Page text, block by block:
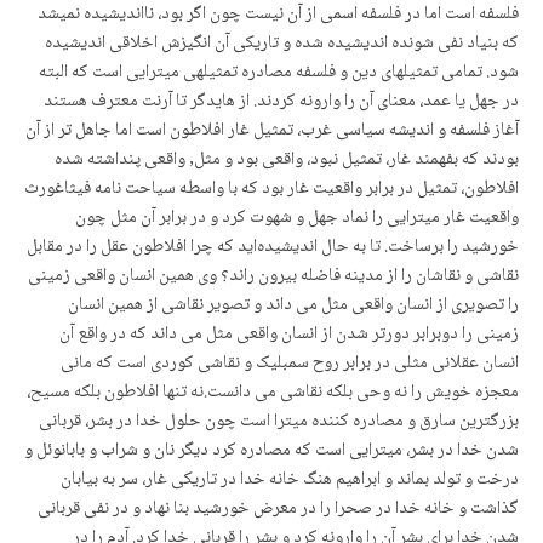
فلسفه است اما در فلسفه اسمی از آن نیست چون اگر بود، نااندیشیده نمیشد
که بنیاد نفی شونده اندیشیده شده و تاریکی آن انگیزش اخلاقی اندیشیده
شود. تمامی تمثیلهای دین و فلسفه مصادره تمثیلهی میترایی است که البته
در جهل یا عمد، معنای آن را وارونه کردند. از هایدگر تا آرنت معترف هستند
آغاز فلسفه و اندیشه سیاسی غرب، تمثیل غار افلاطون است اما جاهل تر از آن
بودند که بفهمند غار، تمثیل نبود، واقعی بود و مثل, واقعی پنداشته شده
افلاطون، تمثیل در برابر واقعیت غار بود که با واسطه سیاحت نامه فیثاغورث
واقعیت غار میترایی را نماد جهل و شهوت کرد و در برابر آن مثل چون
خورشید را برساخت. تا به حال اندیشیدەاید که چرا افلاطون عقل را در مقابل
نقاشی و نقاشان را از مدینه فاضله بیرون راند؟ وی همین انسان واقعی زمینی
را تصویری از انسان واقعی مثل می داند و تصویر نقاشی از همین انسان
زمینی را دوبرابر دورتر شدن از انسان واقعی مثل می داند که در واقع آن
انسان عقلانی مثلی در برابر روح سمبلیک و نقاشی کوردی است که مانی
معجزه خویش را نه وحی بلکه نقاشی می دانست.نه تنها افلاطون بلکه مسیح،
بزرگترین سارق و مصادره کننده میترا است چون حلول خدا در بشر، قربانی
شدن خدا در بشر، میترایی است که مصادره کرد دیگر نان و شراب و بابانوئل و
درخت و تولد بماند و ابراهیم هنگ خانه خدا در تاریکی غار، سر به بیابان
گذاشت و خانه خدا در صحرا را در معرض خورشید بنا نهاد و در نفی قربانی